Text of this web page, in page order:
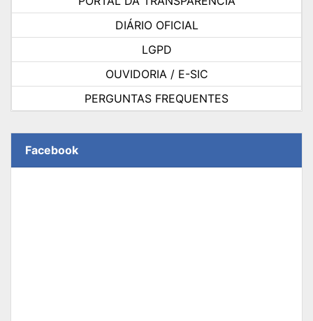
DIÁRIO OFICIAL
LGPD
OUVIDORIA / E-SIC
PERGUNTAS FREQUENTES
Facebook